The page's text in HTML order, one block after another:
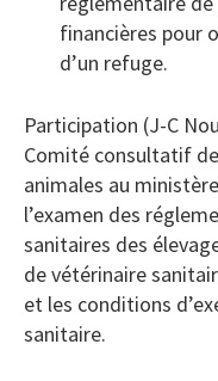
financières pour
d’un refuge.
Participation (J-C
Comité consultatif
animales au
l’examen des
sanitaires des
de vétérinaire
et les conditions
sanitaire.